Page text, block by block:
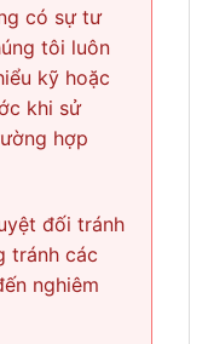
có sự tư
tôi luôn
kỹ hoặc
khi sử
hợp
đối tránh
tránh các
nghiêm